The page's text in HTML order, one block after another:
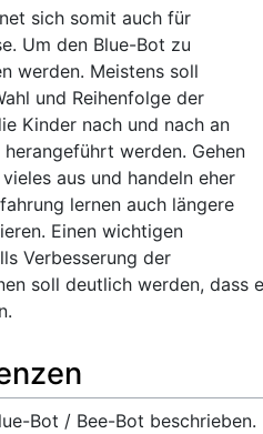
sich somit auch für
Um den Blue-Bot zu
werden. Meistens soll
und Reihenfolge der
Kinder nach und nach an
werden. Gehen
aus und handeln eher
lernen auch längere
Einen wichtigen
Verbesserung der
soll deutlich werden, dass
Bot / Bee-Bot beschrieben.